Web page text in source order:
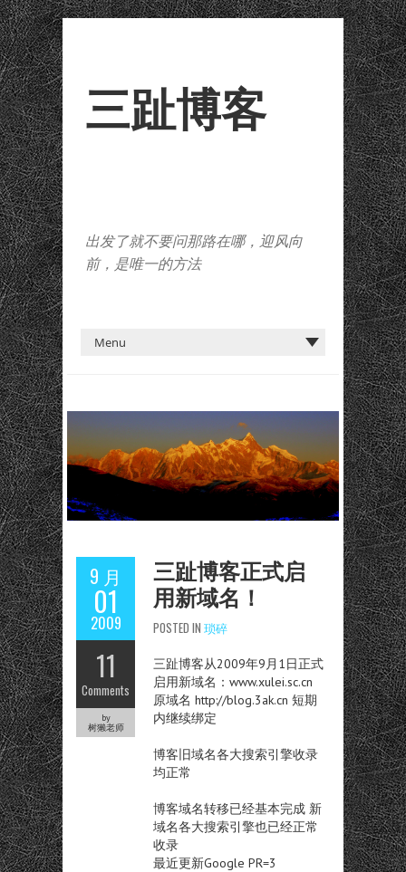
三趾博客
出发了就不要问那路在哪，迎风向
前，是唯一的方法
9 月
01
2009
11
Comments
by
树獭老师
三趾博客正式启
用新域名！
POSTED IN 琐碎
三趾博客从2009年9月1日正式
启用新域名：www.xulei.sc.cn
原域名 http://blog.3ak.cn 短期
内继续绑定
博客旧域名各大搜索引擎收录
均正常
博客域名转移已经基本完成 新
域名各大搜索引擎也已经正常
收录
最近更新Google PR=3